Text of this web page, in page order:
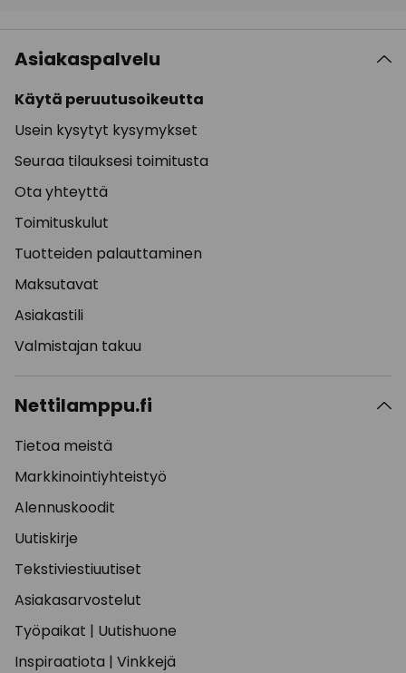
Asiakaspalvelu
Käytä peruutusoikeutta
Usein kysytyt kysymykset
Seuraa tilauksesi toimitusta
Ota yhteyttä
Toimituskulut
Tuotteiden palauttaminen
Maksutavat
Asiakastili
Valmistajan takuu
Nettilamppu.fi
Tietoa meistä
Markkinointiyhteistyö
Alennuskoodit
Uutiskirje
Tekstiviestiuutiset
Asiakasarvostelut
Työpaikat | Uutishuone
Inspiraatiota | Vinkkejä